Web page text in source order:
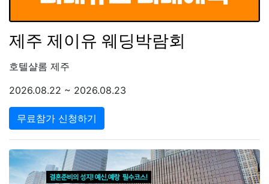
제주 제이유 웨딩박람회
호텔샬롬 제주
2026.08.22 ~ 2026.08.23
무료참가 신청하기